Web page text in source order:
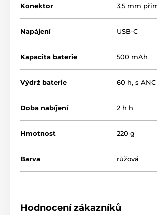
Konektor 3,5 mm
Napájení USB-C
Kapacita baterie 500 mAh
Výdrž baterie 60 h, s
Doba nabíjení 2 h h
Hmotnost 220 g
Barva růžová
Hodnocení zákazníků